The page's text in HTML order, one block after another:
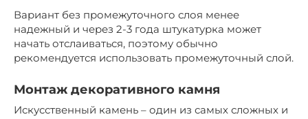
Вариант без промежуточного слоя менее
надежный и через 2-3 года штукатурка может
начать отслаиваться, поэтому обычно
рекомендуется использовать промежуточный слой.
Монтаж декоративного камня
Искусственный камень – один из самых сложных и